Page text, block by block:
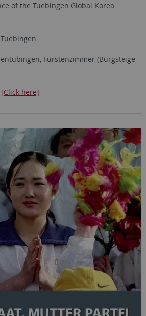
of the Tuebingen Global Korea
Fürstenzimmer (Burgsteige
[Click here]